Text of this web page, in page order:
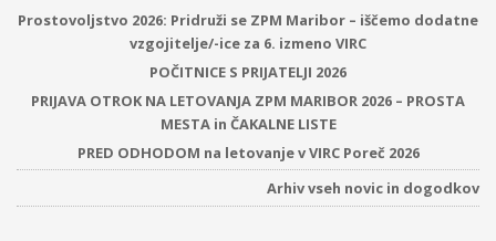
Prostovoljstvo 2026: Pridruži se ZPM Maribor – iščemo dodatne
vzgojitelje/-ice za 6. izmeno VIRC
POČITNICE S PRIJATELJI 2026
PRIJAVA OTROK NA LETOVANJA ZPM MARIBOR 2026 – PROSTA
MESTA in ČAKALNE LISTE
PRED ODHODOM na letovanje v VIRC Poreč 2026
Arhiv vseh novic in dogodkov